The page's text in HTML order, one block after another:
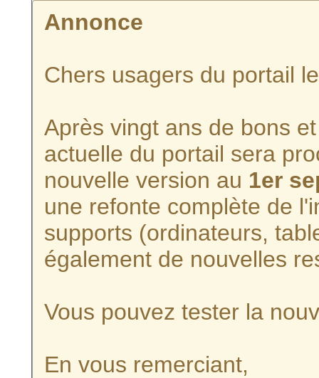
Annonce
Chers usagers du portail
Après vingt ans de bons
actuelle du portail sera
nouvelle version au 1er
une refonte complète de
supports (ordinateurs,
également de nouvelles
Vous pouvez tester la
En vous remerciant,